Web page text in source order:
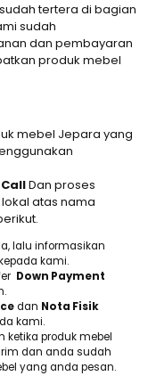
tertera di bagian
sudah
dan pembayaran
produk mebel
mebel Jepara yang
Dan proses
atas nama
lalu informasikan
kami.
Down Payment
dan Nota Fisik
kami.
ketika produk mebel
dan anda sudah
yang anda pesan.